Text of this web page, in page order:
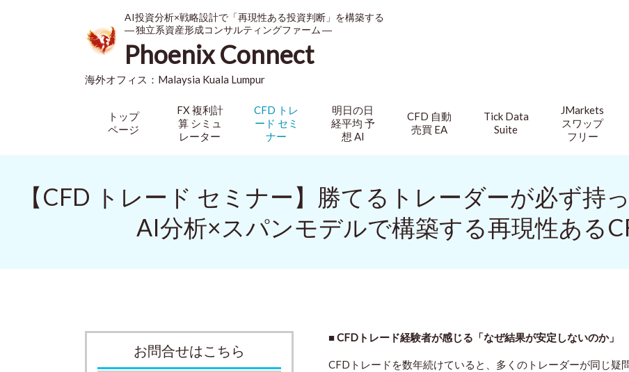
AI投資分析×戦略設計で「再現性ある投資判断」を構築する
― 独立系資産形成コンサルティングファーム ―
Phoenix Connect
海外オフィス： Malaysia Kuala Lumpur
トップ
ページ
FX 複利計
算 シミュ
レーター
CFD トレ
ード セミ
ナー
明日の日
経平均 予
想 AI
CFD 自動
売買 EA
Tick Data
Suite
JMarkets
スワップ
フリー
【CFD トレード セミナー】勝てるトレーダーが必ず持
AI分析×スパンモデルで構築する再現性ある
■ CFDトレード経験者が感じる「なぜ結果が安定しないのか」
CFDトレードを数年続けていると、多くのトレーダーが同じ疑
お問合せはこちら